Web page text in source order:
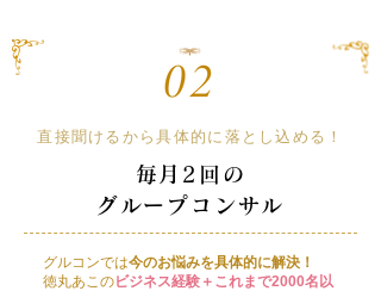
直接聞けるから具体的に落とし込める！
毎月2回の
グループコンサル
グルコンでは今のお悩みを具体的に解決！
徳丸あこのビジネス経験＋これまで2000名以